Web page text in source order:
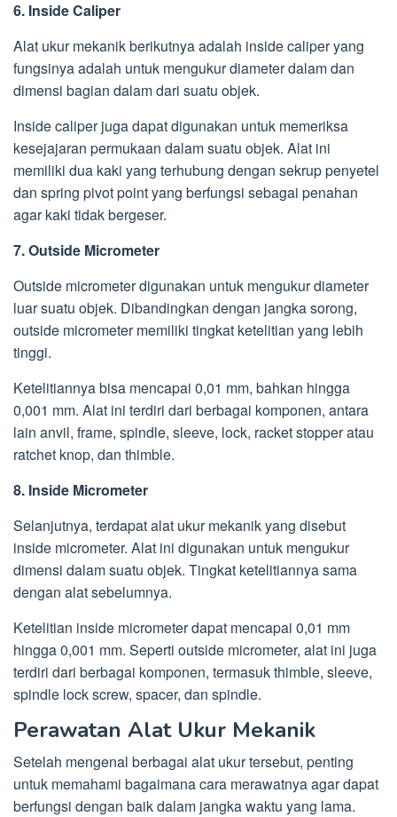
6. Inside Caliper
Alat ukur mekanik berikutnya adalah inside caliper yang
fungsinya adalah untuk mengukur diameter dalam dan
dimensi bagian dalam dari suatu objek.
Inside caliper juga dapat digunakan untuk memeriksa
kesejajaran permukaan dalam suatu objek. Alat ini
memiliki dua kaki yang terhubung dengan sekrup penyetel
dan spring pivot point yang berfungsi sebagai penahan
agar kaki tidak bergeser.
7. Outside Micrometer
Outside micrometer digunakan untuk mengukur diameter
luar suatu objek. Dibandingkan dengan jangka sorong,
outside micrometer memiliki tingkat ketelitian yang lebih
tinggi.
Ketelitiannya bisa mencapai 0,01 mm, bahkan hingga
0,001 mm. Alat ini terdiri dari berbagai komponen, antara
lain anvil, frame, spindle, sleeve, lock, racket stopper atau
ratchet knop, dan thimble.
8. Inside Micrometer
Selanjutnya, terdapat alat ukur mekanik yang disebut
inside micrometer. Alat ini digunakan untuk mengukur
dimensi dalam suatu objek. Tingkat ketelitiannya sama
dengan alat sebelumnya.
Ketelitian inside micrometer dapat mencapai 0,01 mm
hingga 0,001 mm. Seperti outside micrometer, alat ini juga
terdiri dari berbagai komponen, termasuk thimble, sleeve,
spindle lock screw, spacer, dan spindle.
Perawatan Alat Ukur Mekanik
Setelah mengenal berbagai alat ukur tersebut, penting
untuk memahami bagaimana cara merawatnya agar dapat
berfungsi dengan baik dalam jangka waktu yang lama.